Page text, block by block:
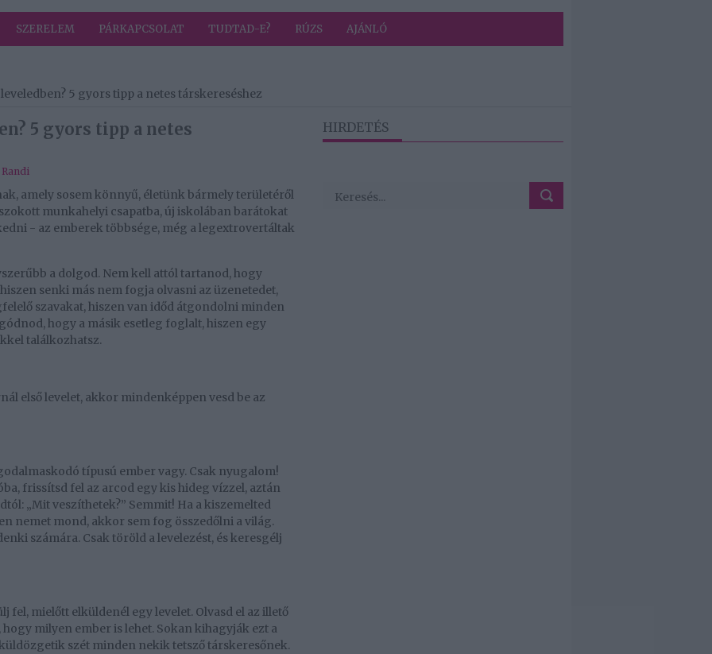
SZERELEM PÁRKAPCSOLAT TUDTAD-E? RÚZS AJÁNLÓ
5 gyors tipp a netes társkereséshez
5 gyors tipp a netes
Randi
amely sosem könnyű, életünk bármely területéről
munkahelyi csapatba, új iskolában barátokat
- az emberek többsége, még a legextrovertáltak
a dolgod. Nem kell attól tartanod, hogy
senki más nem fogja olvasni az üzenetedet,
szavakat, hiszen van időd átgondolni minden
hogy a másik esetleg foglalt, hiszen egy
találkozhatsz.
első levelet, akkor mindenképpen vesd be az
típusú ember vagy. Csak nyugalom!
frissítsd fel az arcod egy kis hideg vízzel, aztán
„Mit veszíthetek?” Semmit! Ha a kiszemelted
nemet mond, akkor sem fog összedőlni a világ.
számára. Csak töröld a levelezést, és keresgélj
fel, mielőtt elküldenél egy levelet. Olvasd el az illető
milyen ember is lehet. Sokan kihagyják ezt a
szét minden nekik tetsző társkeresőnek.
HIRDETÉS